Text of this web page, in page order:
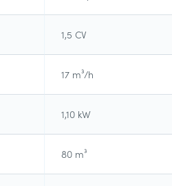
1,5 CV
17 m³/h
1,10 kW
80 m³